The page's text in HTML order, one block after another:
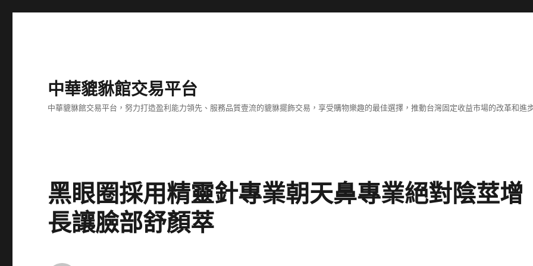
中華貔貅館交易平台
中華貔貅館交易平台，努力打造盈利能力領先、服務品質壹流的貔貅擺飾交易，享受購物樂趣的最佳選擇，推動台灣固定收益市場的改革和進
黑眼圈採用精靈針專業朝天鼻專業絕對陰莖增
長讓臉部舒顏萃